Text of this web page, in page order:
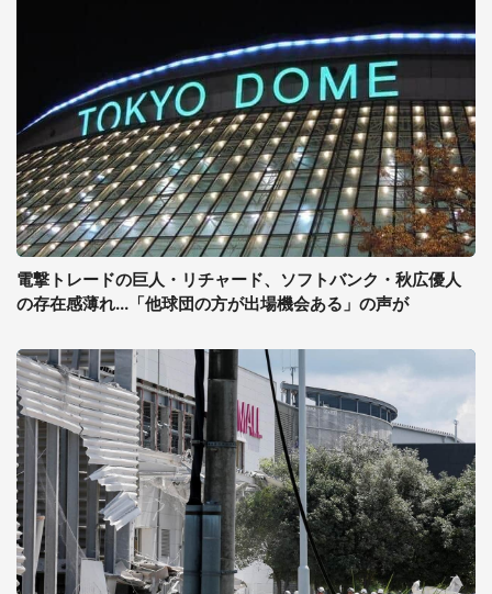
電撃トレードの巨人・リチャード、ソフトバンク・秋広優人
の存在感薄れ...「他球団の方が出場機会ある」の声が